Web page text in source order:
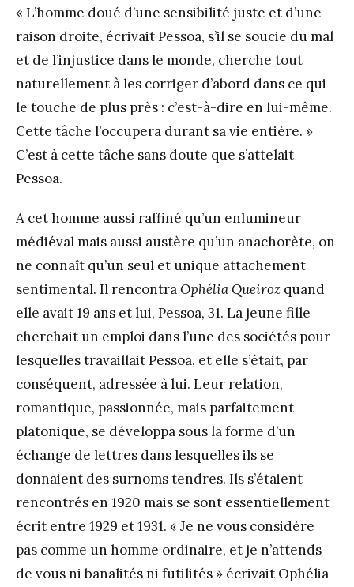
« L’homme doué d’une sensibilité juste et d’une
raison droite, écrivait Pessoa, s’il se soucie du mal
et de l’injustice dans le monde, cherche tout
naturellement à les corriger d’abord dans ce qui
le touche de plus près : c’est-à-dire en lui-même.
Cette tâche l’occupera durant sa vie entière. »
C’est à cette tâche sans doute que s’attelait
Pessoa.
A cet homme aussi raffiné qu’un enlumineur
médiéval mais aussi austère qu’un anachorète, on
ne connaît qu’un seul et unique attachement
sentimental. Il rencontraOphélia Queiroz quand
elle avait 19 ans et lui, Pessoa, 31. La jeune fille
cherchait un emploi dans l’une des sociétés pour
lesquelles travaillait Pessoa, et elle s’était, par
conséquent, adressée à lui. Leur relation,
romantique, passionnée, mais parfaitement
platonique, se développa sous la forme d’un
échange de lettres dans lesquelles ils se
donnaient des surnoms tendres. Ils s’étaient
rencontrés en 1920 mais se sont essentiellement
écrit entre 1929 et 1931. « Je ne vous considère
pas comme un homme ordinaire, et je n’attends
de vous ni banalités ni futilités » écrivait Ophélia